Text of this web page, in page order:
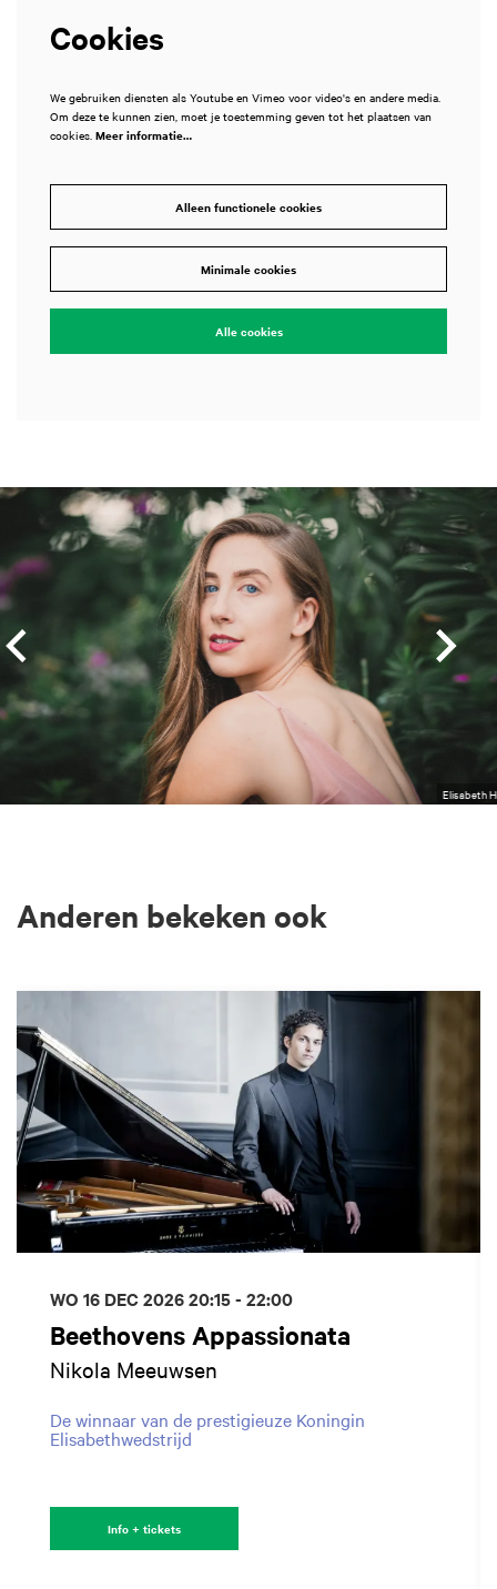
Cookies
We gebruiken diensten als Youtube en Vimeo voor video's en andere media.
Om deze te kunnen zien, moet je toestemming geven tot het plaatsen van
cookies. Meer informatie…
Alleen functionele cookies
Minimale cookies
Alle cookies
Overslaan
Elisabeth
Anderen bekeken ook
Beethovens Appassionata
Nikola Meeuwsen
De winnaar van de prestigieuze Koningin
Elisabethwedstrijd
WO 16 DEC 202620:15 - 22:00
Info + tickets